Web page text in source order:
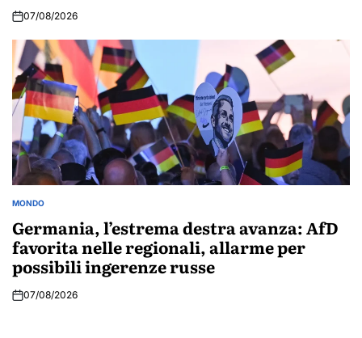
07/08/2026
POSTED
MONDO
Germania, l’estrema destra avanza: AfD
favorita nelle regionali, allarme per
possibili ingerenze russe
07/08/2026